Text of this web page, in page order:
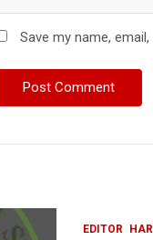
Save my name,
EDITOR